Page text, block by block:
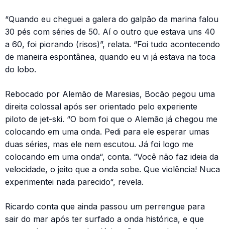
“Quando eu cheguei a galera do galpão da marina falou
30 pés com séries de 50. Aí o outro que estava uns 40
a 60, foi piorando (risos)”, relata. “Foi tudo acontecendo
de maneira espontânea, quando eu vi já estava na toca
do lobo.
Rebocado por Alemão de Maresias, Bocão pegou uma
direita colossal após ser orientado pelo experiente
piloto de jet-ski. “O bom foi que o Alemão já chegou me
colocando em uma onda. Pedi para ele esperar umas
duas séries, mas ele nem escutou. Já foi logo me
colocando em uma onda“, conta. “Você não faz ideia da
velocidade, o jeito que a onda sobe. Que violência! Nuca
experimentei nada parecido“, revela.
Ricardo conta que ainda passou um perrengue para
sair do mar após ter surfado a onda histórica, e que